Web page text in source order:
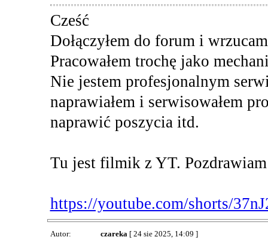
Cześć
Dołączyłem do forum i
Pracowałem trochę jako
Nie jestem profesjonalnym
naprawiałem i serwisowałem
naprawić poszycia itd.
Tu jest filmik z YT.
https://youtube.com/shorts/
Autor: czareka [ 24 sie 2025, 14:09 ]